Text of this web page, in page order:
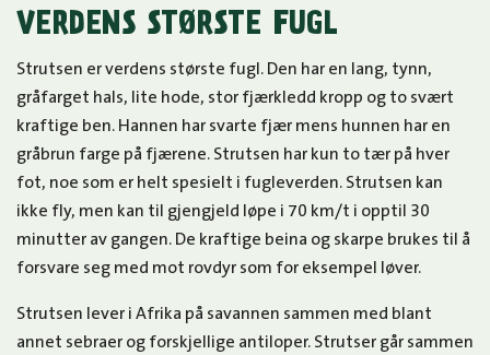
VERDENS STØRSTE FUGL
Strutsen er verdens største fugl. Den har en lang, tynn,
gråfarget hals, lite hode, stor fjærkledd kropp og to svært
kraftige ben. Hannen har svarte fjær mens hunnen har en
gråbrun farge på fjærene. Strutsen har kun to tær på hver
fot, noe som er helt spesielt i fugleverden. Strutsen kan
ikke fly, men kan til gjengjeld løpe i 70 km/t i opptil 30
minutter av gangen. De kraftige beina og skarpe brukes til å
forsvare seg med mot rovdyr som for eksempel løver.
Strutsen lever i Afrika på savannen sammen med blant
annet sebraer og forskjellige antiloper. Strutser går sammen